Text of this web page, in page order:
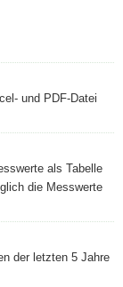
und PDF-Datei
als Tabelle
die Messwerte
der letzten 5 Jahre